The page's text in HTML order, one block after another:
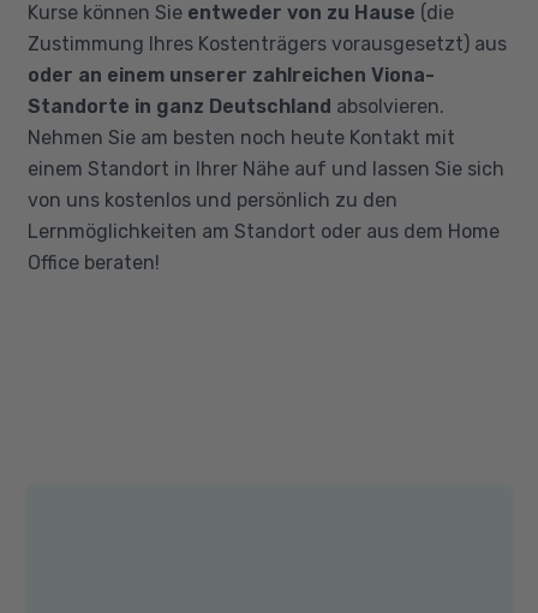
Kurse können Sie entweder von zu Hause (die
Zustimmung Ihres Kostenträgers vorausgesetzt) aus
oder an einem unserer zahlreichen Viona-
Standorte in ganz Deutschland absolvieren.
Nehmen Sie am besten noch heute Kontakt mit
einem Standort in Ihrer Nähe auf und lassen Sie sich
von uns kostenlos und persönlich zu den
Lernmöglichkeiten am Standort oder aus dem Home
Office beraten!